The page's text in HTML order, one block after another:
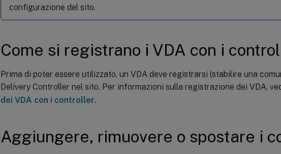
configurazione del sito.
Come si registrano i VDA con i
Prima di poter essere utilizzato, un VDA deve registrarsi (stabilire una
Delivery Controller nel sito. Per informazioni sulla registrazione dei VDA,
dei VDA con i controller.
Aggiungere, rimuovere o spostare i